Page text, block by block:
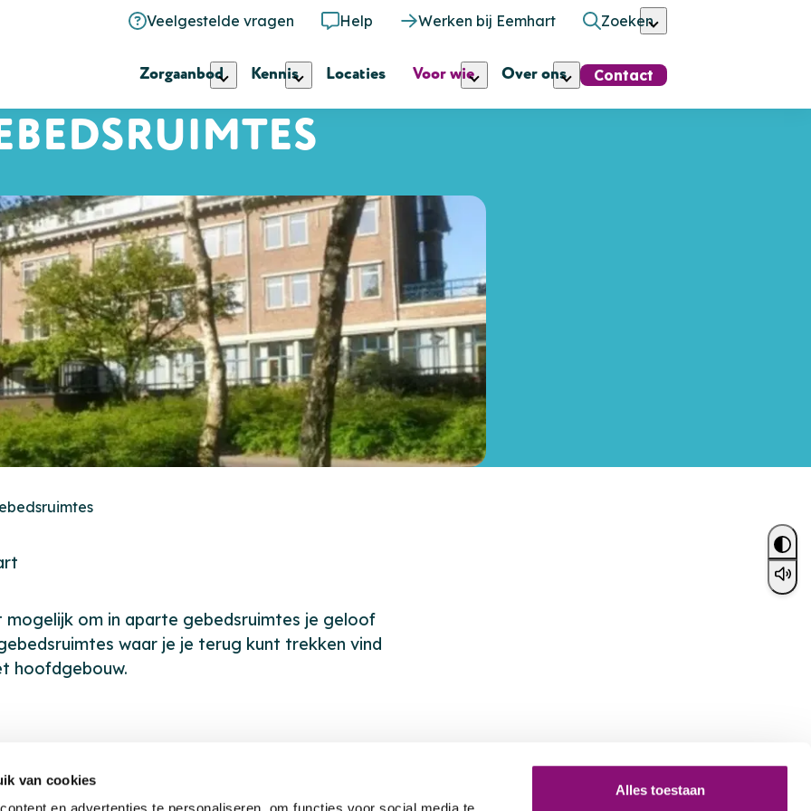
van cookies
Alles toestaan
Veelgestelde vragen Help Werken bij Eemhart Zoeken
Zorgaanbod Kennis Locaties Voor wie Over ons Contact
mogelijk om in aparte gebedsruimtes je geloof
waar je je terug kunt trekken vind
hoofdgebouw.